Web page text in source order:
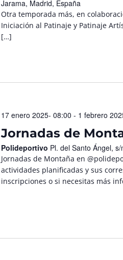
Jarama, Madrid, España
Otra temporada más, en
Iniciación al Patinaje y Patinaje
[…]
Jornadas de
17 enero 2025- 08:00 - 1 febrero
Polideportivo Pl. del Santo Ángel,
Jornadas de Montaña en
actividades planificadas y sus
inscripciones o si necesitas más